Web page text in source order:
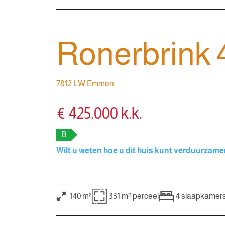
Ronerbrink
7812 LW Emmen
€ 425.000 k.k.
B
Wilt u weten hoe u dit huis kunt
140 m² 331 m² perceel 4